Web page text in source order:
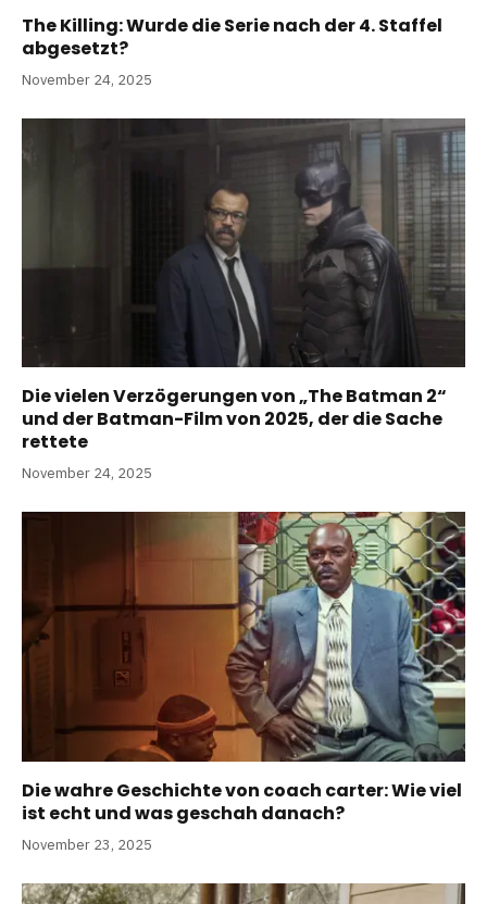
The Killing: Wurde die Serie nach der 4. Staffel
abgesetzt?
November 24, 2025
Die vielen Verzögerungen von „The Batman 2“
und der Batman-Film von 2025, der die Sache
rettete
November 24, 2025
Die wahre Geschichte von coach carter: Wie viel
ist echt und was geschah danach?
November 23, 2025